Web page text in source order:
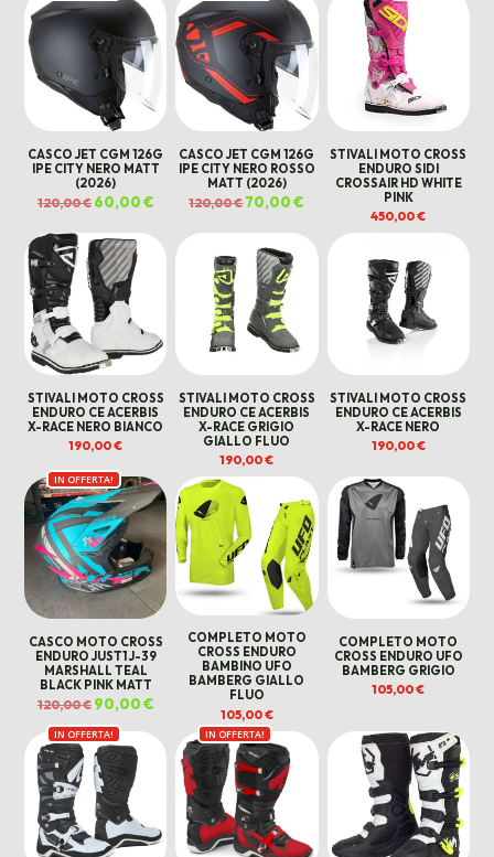
era:
199,00 €.
è:
150,00 €.
era:
139,00 €.
è:
109,00 €.
CASCO JET CGM 126G
IPE CITY NERO MATT
(2026)
120,00€ Il
prezzo
era:
120,00 €.
60,00€Il
prezzo
è:
60,00 €.
CASCO JET CGM 126G
IPE CITY NERO ROSSO
MATT (2026)
120,00€Il
prezzo
era:
120,00 €.
70,00€
è:
70,00 €.
STIVALI MOTO CROSS
ENDURO SIDI
CROSSAIR HD WHITE
PINK
450,00€
STIVALI MOTO CROSS
ENDURO CE ACERBIS
X-RACE NERO BIANCO
190,00€
STIVALI MOTO CROSS
ENDURO CE ACERBIS
X-RACE GRIGIO
GIALLO FLUO
190,00€
STIVALI MOTO CROSS
ENDURO CE ACERBIS
X-RACE NERO
190,00€
IN OFFERTA!
CASCO MOTO CROSS
ENDURO JUST1 J-39
MARSHALL TEAL
BLACK PINK MATT
120,00€ Il
prezzo
originale
era:
120,00 €.
90,00€Il
prezzo
attuale
è:
90,00 €.
COMPLETO MOTO
CROSS ENDURO
BAMBINO UFO
BAMBERG GIALLO
FLUO
105,00€
COMPLETO MOTO
CROSS ENDURO UFO
BAMBERG GRIGIO
105,00€
IN OFFERTA! IN OFFERTA!